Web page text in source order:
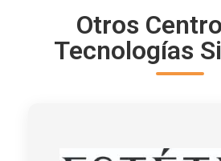
Otros
Tecnologías